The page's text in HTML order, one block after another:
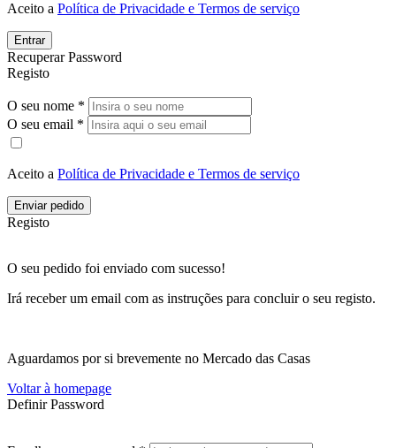
Aceito a Política de Privacidade e Termos de serviço
Entrar
Recuperar Password
Registo
O seu nome *
O seu email *
Aceito a Política de Privacidade e Termos de serviço
Enviar pedido
Registo
O seu pedido foi enviado com sucesso!
Irá receber um email com as instruções para concluir o seu registo.
Aguardamos por si brevemente no Mercado das Casas
Voltar à homepage
Definir Password